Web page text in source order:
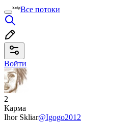
Все потоки
Войти
2
Карма
Ihor Skliar@Igogo2012